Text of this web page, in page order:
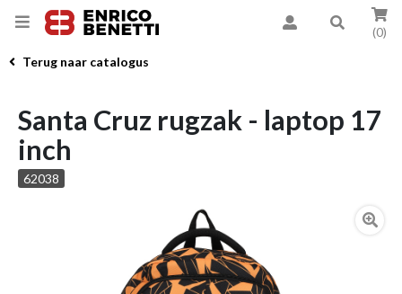
(0)
Terug naar catalogus
Santa Cruz rugzak - laptop 17
inch
62038